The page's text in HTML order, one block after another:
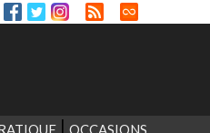
OCCASIONS